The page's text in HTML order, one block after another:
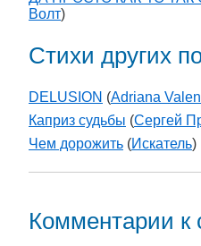
Волт)
Стихи других
DELUSION (Adriana
Каприз судьбы (Сергей
Чем дорожить (Искатель)
Комментарии к